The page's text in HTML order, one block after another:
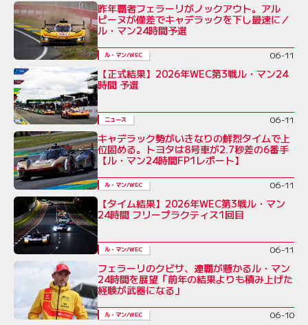
昨年覇者フェラーリがノックアウト。アル
ピーヌが僅差でキャデラックを下し最速に／
ル・マン24時間予選
ル・マン/WEC 06-11
【正式結果】2026年WEC第3戦ル・マン24
時間 予選
ニュース 06-11
キャデラック勢がいきなりの鮮烈タイムで上
位固める。トヨタは8号車が2.7秒差の6番手
【ル・マン24時間FP1レポート】
ル・マン/WEC 06-11
【タイム結果】2026年WEC第3戦ル・マン
24時間 フリープラクティス1回目
ル・マン/WEC 06-11
フェラーリのクビサ、連覇が懸かるル・マン
24時間を展望「前年の結果よりも積み上げた
経験が武器になる」
ル・マン/WEC 06-10